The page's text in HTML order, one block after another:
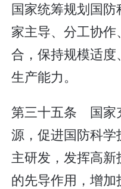
国家统筹规划国
家主导、分工协
合，保持规模适
生产能力。
第三十五条 国家
源，促进国防科
主研发，发挥高
的先导作用，增